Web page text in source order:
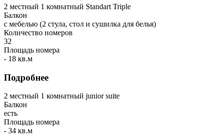
2 местный 1 комнатный Standart Triple
Балкон
с мебелью (2 стула, стол и сушилка для белья)
Количество номеров
32
Площадь номера
- 18 кв.м
Подробнее
2 местный 1 комнатный junior suite
Балкон
есть
Площадь номера
- 34 кв.м